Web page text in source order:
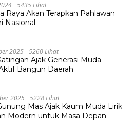
5435 Lihat
Raya Akan Terapkan Pahlawan
Nasional
2025 5260 Lihat
Ajak Generasi Muda
Bangun Daerah
2025 5228 Lihat
Mas Ajak Kaum Muda Lirik
Modern untuk Masa Depan